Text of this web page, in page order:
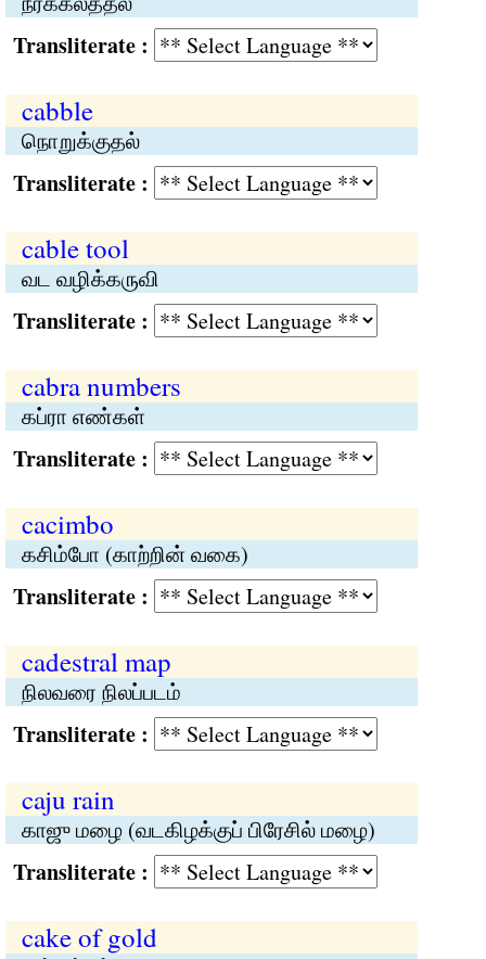
:
cabble
நொறுக்குதல்
:
cable tool
வட வழிக்கருவி
:
cabra numbers
கப்ரா எண்கள்
:
cacimbo
கசிம்போ (காற்றின் வகை)
:
cadestral map
நிலவரை நிலப்படம்
:
caju rain
காஜு மழை (வடகிழக்குப் பிரேசில் மழை)
:
cake of gold